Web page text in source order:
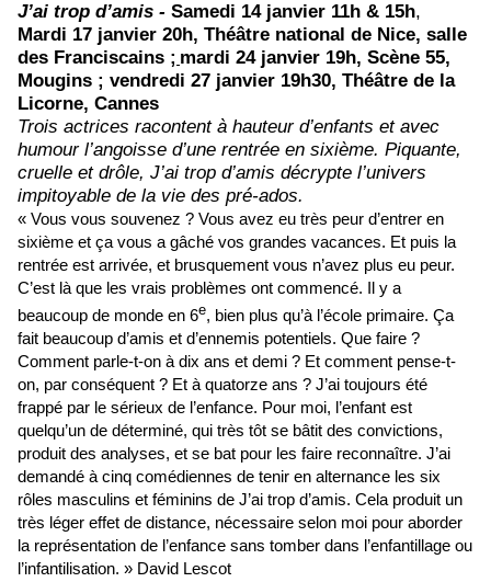
J’ai trop d’amis - Samedi 14 janvier 11h & 15h,
Mardi 17 janvier 20h, Théâtre national de Nice, salle
des Franciscains ; mardi 24 janvier 19h, Scène 55,
Mougins ; vendredi 27 janvier 19h30, Théâtre de la
Licorne, Cannes
Trois actrices racontent à hauteur d’enfants et avec
humour l’angoisse d’une rentrée en sixième. Piquante,
cruelle et drôle, J’ai trop d’amis décrypte l’univers
impitoyable de la vie des pré-ados.
« Vous vous souvenez ? Vous avez eu très peur d’entrer en
sixième et ça vous a gâché vos grandes vacances. Et puis la
rentrée est arrivée, et brusquement vous n’avez plus eu peur.
C’est là que les vrais problèmes ont commencé. Il y a
beaucoup de monde en 6e, bien plus qu’à l’école primaire. Ça
fait beaucoup d’amis et d’ennemis potentiels. Que faire ?
Comment parle-t-on à dix ans et demi ? Et comment pense-t-
on, par conséquent ? Et à quatorze ans ? J’ai toujours été
frappé par le sérieux de l’enfance. Pour moi, l’enfant est
quelqu’un de déterminé, qui très tôt se bâtit des convictions,
produit des analyses, et se bat pour les faire reconnaître. J’ai
demandé à cinq comédiennes de tenir en alternance les six
rôles masculins et féminins de J’ai trop d’amis. Cela produit un
très léger effet de distance, nécessaire selon moi pour aborder
la représentation de l’enfance sans tomber dans l’enfantillage ou
l’infantilisation. » David Lescot